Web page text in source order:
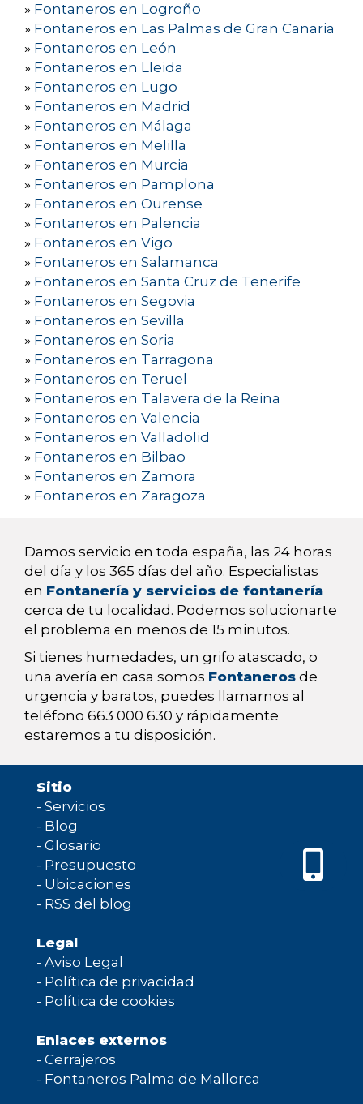
» Fontaneros en Logroño
» Fontaneros en Las Palmas de Gran Canaria
» Fontaneros en León
» Fontaneros en Lleida
» Fontaneros en Lugo
» Fontaneros en Madrid
» Fontaneros en Málaga
» Fontaneros en Melilla
» Fontaneros en Murcia
» Fontaneros en Pamplona
» Fontaneros en Ourense
» Fontaneros en Palencia
» Fontaneros en Vigo
» Fontaneros en Salamanca
» Fontaneros en Santa Cruz de Tenerife
» Fontaneros en Segovia
» Fontaneros en Sevilla
» Fontaneros en Soria
» Fontaneros en Tarragona
» Fontaneros en Teruel
» Fontaneros en Talavera de la Reina
» Fontaneros en Valencia
» Fontaneros en Valladolid
» Fontaneros en Bilbao
» Fontaneros en Zamora
» Fontaneros en Zaragoza
Damos servicio en toda españa, las 24 horas
del día y los 365 días del año. Especialistas
en Fontanería y servicios de fontanería
cerca de tu localidad. Podemos solucionarte
el problema en menos de 15 minutos.
Si tienes humedades, un grifo atascado, o
una avería en casa somos Fontaneros de
urgencia y baratos, puedes llamarnos al
teléfono 663 000 630 y rápidamente
estaremos a tu disposición.
Sitio
- Servicios
- Blog
- Glosario
- Presupuesto
- Ubicaciones
- RSS del blog
Legal
- Aviso Legal
- Política de privacidad
- Política de cookies
Enlaces externos
- Cerrajeros
- Fontaneros Palma de Mallorca